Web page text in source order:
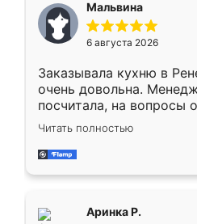
меньше, здесь же он
Мне нравится ,если что-
мебели буду заказывать
Мальвина
6 августа 2026
Заказывала кухню в
очень довольна.
посчитала, на вопросы
Замерщик приехал в
делу со всей
за день, ребята
Читать полностью
Аринка Р.